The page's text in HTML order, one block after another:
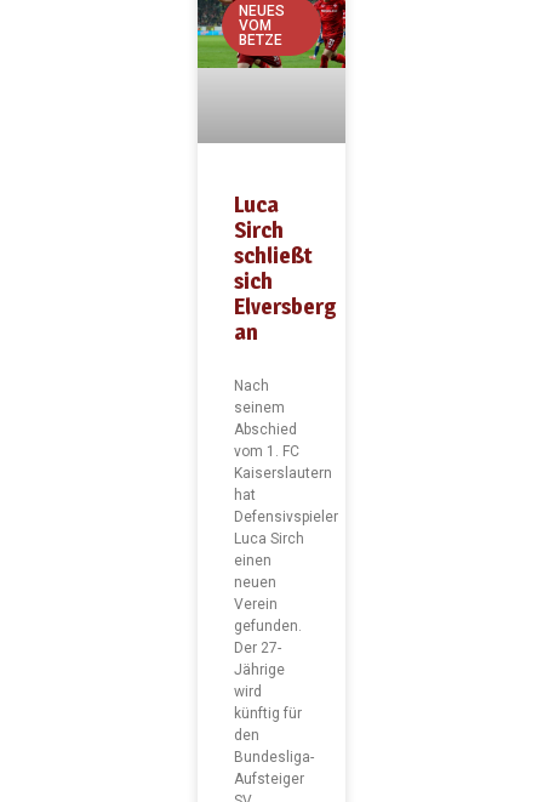
NEUES
VOM
BETZE
Luca
Sirch
schließt
sich
Elversberg
an
Nach
seinem
Abschied
vom 1. FC
Kaiserslautern
hat
Defensivspieler
Luca Sirch
einen
neuen
Verein
gefunden.
Der 27-
Jährige
wird
künftig für
den
Bundesliga-
Aufsteiger